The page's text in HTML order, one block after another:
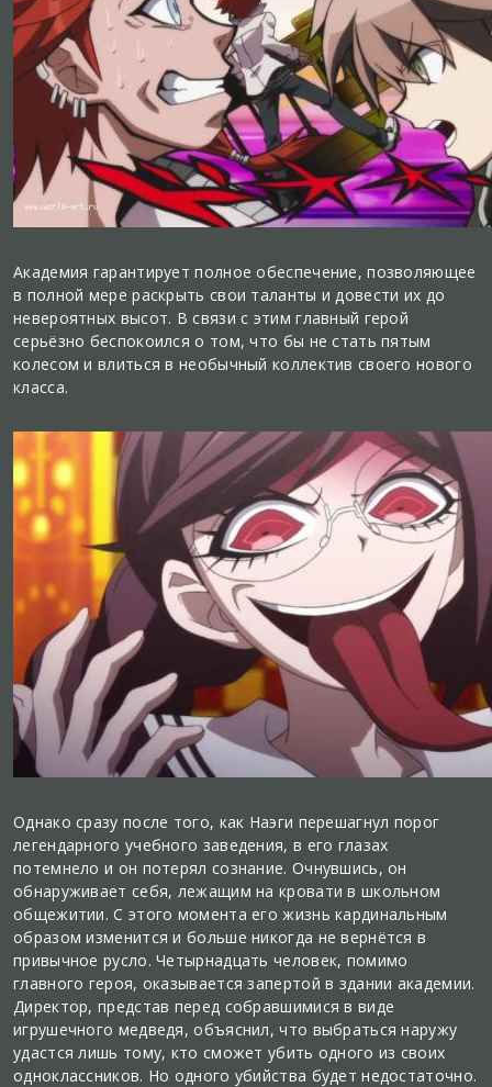
Академия гарантирует полное обеспечение, позволяющее
в полной мере раскрыть свои таланты и довести их до
невероятных высот. В связи с этим главный герой
серьёзно беспокоился о том, что бы не стать пятым
колесом и влиться в необычный коллектив своего нового
класса.
Однако сразу после того, как Наэги перешагнул порог
легендарного учебного заведения, в его глазах
потемнело и он потерял сознание. Очнувшись, он
обнаруживает себя, лежащим на кровати в школьном
общежитии. С этого момента его жизнь кардинальным
образом изменится и больше никогда не вернётся в
привычное русло. Четырнадцать человек, помимо
главного героя, оказывается запертой в здании академии.
Директор, представ перед собравшимися в виде
игрушечного медведя, объяснил, что выбраться наружу
удастся лишь тому, кто сможет убить одного из своих
одноклассников. Но одного убийства будет недостаточно.